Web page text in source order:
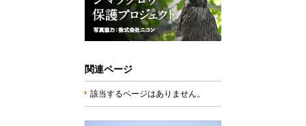
関連ページ
該当するページはありません。